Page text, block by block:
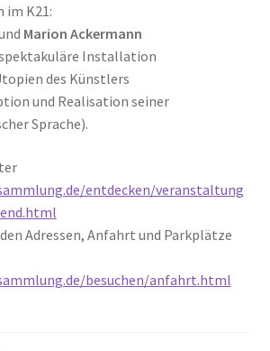
im K21:
Marion Ackermann
Installation
des Künstlers
und Realisation seiner
Sprache).
entdecken/veranstaltung
Adressen, Anfahrt und Parkplätze
besuchen/anfahrt.html